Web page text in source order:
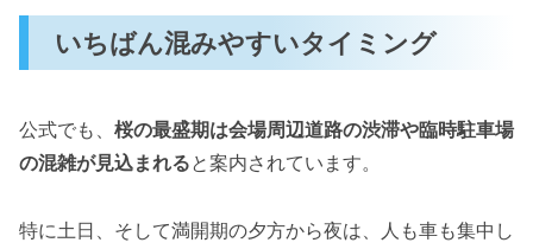
いちばん混みやすいタイミング
公式でも、 桜の最盛期は会場周辺道路の渋滞や臨時駐車場
の混雑が見込まれると案内されています。
特に土日、そして満開期の夕方から夜は、人も車も集中し